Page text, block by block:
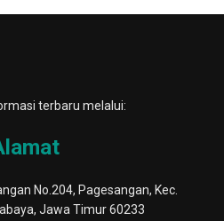
terbaru melalui:
No.204, Pagesangan, Kec.
Jawa Timur 60233